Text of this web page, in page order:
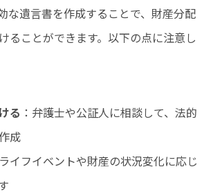
な遺言書を作成することで、財産分配
ることができます。以下の点に注意し
る ：弁護士や公証人に相談して、法的
成
ライフイベントや財産の状況変化に応じ